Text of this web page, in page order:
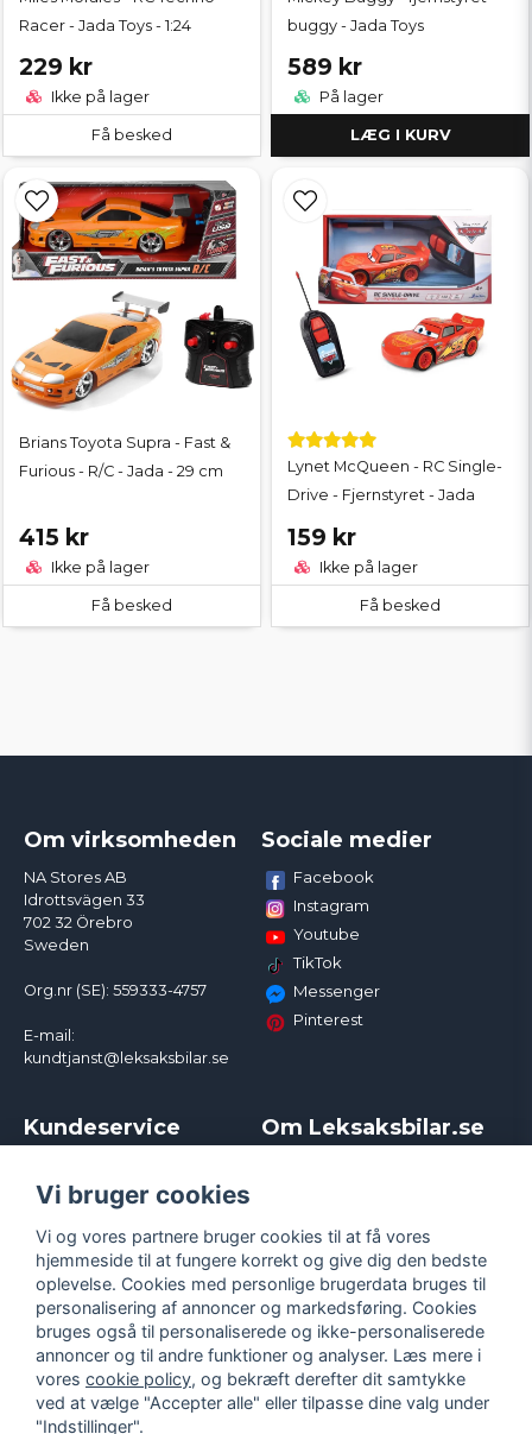
Racer - Jada Toys - 1:24
229 kr
Ikke på lager
Få besked
buggy - Jada Toys
589 kr
På lager
LÆG I KURV
Brians Toyota Supra - Fast &
Furious - R/C - Jada - 29 cm
415 kr
Ikke på lager
Få besked
Lynet McQueen - RC Single-
Drive - Fjernstyret - Jada
159 kr
Ikke på lager
Få besked
Om virksomheden
NA Stores AB
Idrottsvägen 33
702 32 Örebro
Sweden
Org.nr (SE): 559333-4757
E-mail:
kundtjanst@leksaksbilar.se
Sociale medier
Facebook
Instagram
Youtube
TikTok
Messenger
Pinterest
Kundeservice
Kampagner og rabatter
Reklamation
Policy chase cars
Returnera
Logga in
Om Leksaksbilar.se
Handelsbetingelser
Persondatapolitik
Cookies
Vi bruger cookies
Vi og vores partnere bruger cookies til at få vores
hjemmeside til at fungere korrekt og give dig den bedste
oplevelse. Cookies med personlige brugerdata bruges til
personalisering af annoncer og markedsføring. Cookies
bruges også til personaliserede og ikke-personaliserede
annoncer og til andre funktioner og analyser. Læs mere i
vores cookie policy, og bekræft derefter dit samtykke
ved at vælge "Accepter alle" eller tilpasse dine valg under
"Indstillinger".